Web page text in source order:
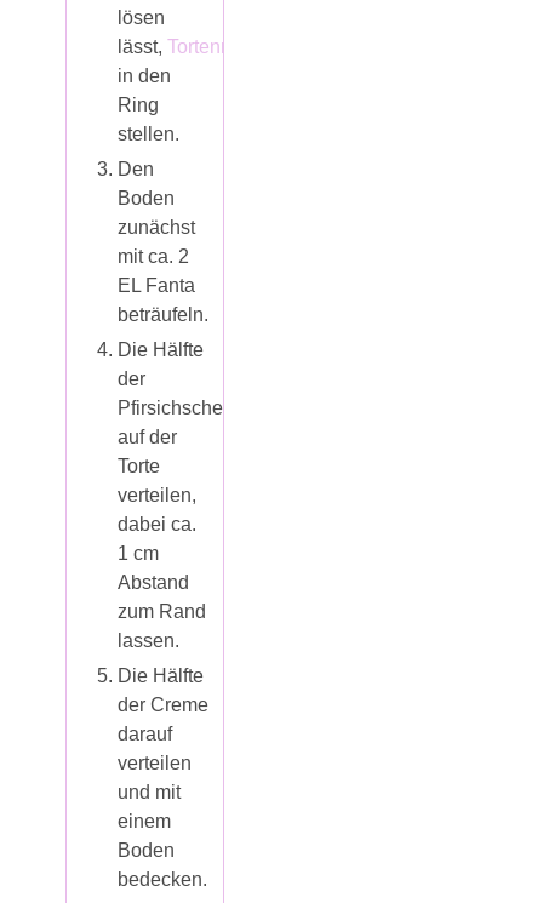
lösen
lässt, Tortenrandfolie
in den
Ring
stellen.
Den
Boden
zunächst
mit ca. 2
EL Fanta
beträufeln.
Die Hälfte
der
Pfirsichscheiben
auf der
Torte
verteilen,
dabei ca.
1 cm
Abstand
zum Rand
lassen.
Die Hälfte
der Creme
darauf
verteilen
und mit
einem
Boden
bedecken.